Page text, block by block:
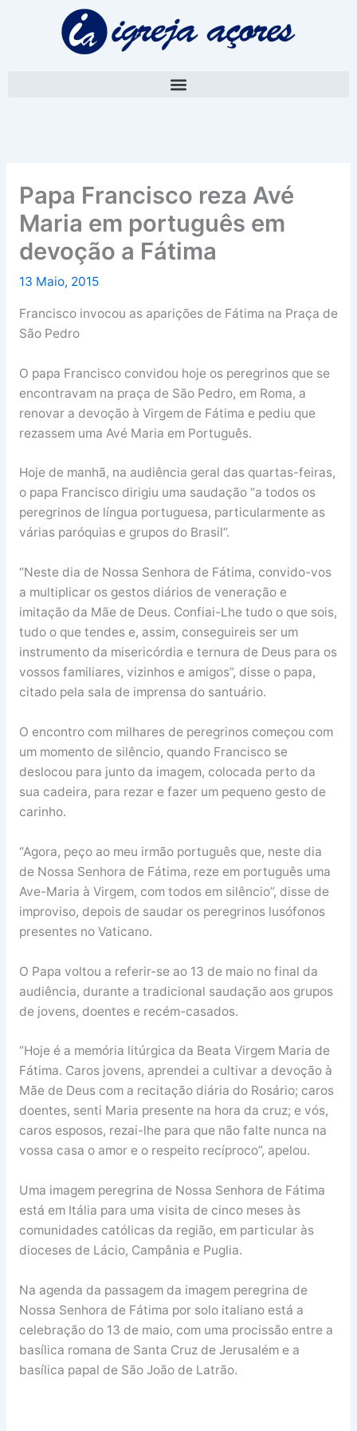
Papa Francisco reza Avé
Maria em português em
devoção a Fátima
13 Maio, 2015
Francisco invocou as aparições de Fátima na Praça de
São Pedro
O papa Francisco convidou hoje os peregrinos que se
encontravam na praça de São Pedro, em Roma, a
renovar a devoção à Virgem de Fátima e pediu que
rezassem uma Avé Maria em Português.
Hoje de manhã, na audiência geral das quartas-feiras,
o papa Francisco dirigiu uma saudação “a todos os
peregrinos de língua portuguesa, particularmente as
várias paróquias e grupos do Brasil”.
“Neste dia de Nossa Senhora de Fátima, convido-vos
a multiplicar os gestos diários de veneração e
imitação da Mãe de Deus. Confiai-Lhe tudo o que sois,
tudo o que tendes e, assim, conseguireis ser um
instrumento da misericórdia e ternura de Deus para os
vossos familiares, vizinhos e amigos”, disse o papa,
citado pela sala de imprensa do santuário.
O encontro com milhares de peregrinos começou com
um momento de silêncio, quando Francisco se
deslocou para junto da imagem, colocada perto da
sua cadeira, para rezar e fazer um pequeno gesto de
carinho.
“Agora, peço ao meu irmão português que, neste dia
de Nossa Senhora de Fátima, reze em português uma
Ave-Maria à Virgem, com todos em silêncio”, disse de
improviso, depois de saudar os peregrinos lusófonos
presentes no Vaticano.
O Papa voltou a referir-se ao 13 de maio no final da
audiência, durante a tradicional saudação aos grupos
de jovens, doentes e recém-casados.
“Hoje é a memória litúrgica da Beata Virgem Maria de
Fátima. Caros jovens, aprendei a cultivar a devoção à
Mãe de Deus com a recitação diária do Rosário; caros
doentes, senti Maria presente na hora da cruz; e vós,
caros esposos, rezai-lhe para que não falte nunca na
vossa casa o amor e o respeito recíproco”, apelou.
Uma imagem peregrina de Nossa Senhora de Fátima
está em Itália para uma visita de cinco meses às
comunidades católicas da região, em particular às
dioceses de Lácio, Campânia e Puglia.
Na agenda da passagem da imagem peregrina de
Nossa Senhora de Fátima por solo italiano está a
celebração do 13 de maio, com uma procissão entre a
basílica romana de Santa Cruz de Jerusalém e a
basílica papal de São João de Latrão.